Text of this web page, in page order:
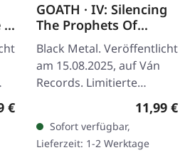
|
Preis:
€
GOATH · IV: Silencing
The Prophets Of
Deceit | DIGIPAK CD
Black Metal. Veröffentlicht
am 15.08.2025, auf Ván
Records. Limitierte
Auflage als CD im DigiPak.
Exemplare. Goath kehren
mit ihrem…
11,99 €
Sofort verfügbar,
Lieferzeit: 1-2 Werktage